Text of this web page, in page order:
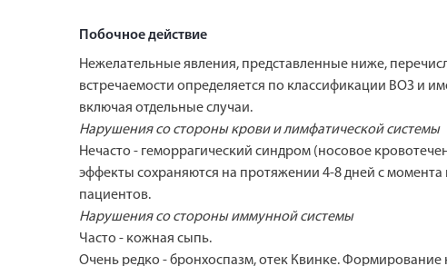
Побочное действие
Нежелательные явления, представленные ниже,
встречаемости определяется по классификации ВОЗ и
включая отдельные случаи.
Нарушения со стороны крови и лимфатической системы
Нечасто - геморрагический синдром (носовое
эффекты сохраняются на протяжении 4-8 дней с
пациентов.
Нарушения со стороны иммунной системы
Часто - кожная сыпь.
Очень редко - бронхоспазм, отек Квинке.